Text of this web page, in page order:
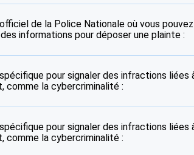
de la Police Nationale où vous pouvez
informations pour déposer une plainte :
pour signaler des infractions liées
comme la cybercriminalité :
pour signaler des infractions liées
comme la cybercriminalité :